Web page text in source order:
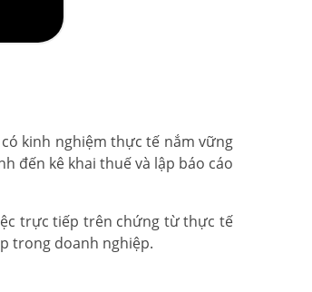
kinh nghiệm thực tế nắm vững
đến kê khai thuế và lập báo cáo
trực tiếp trên chứng từ thực tế
trong doanh nghiệp.